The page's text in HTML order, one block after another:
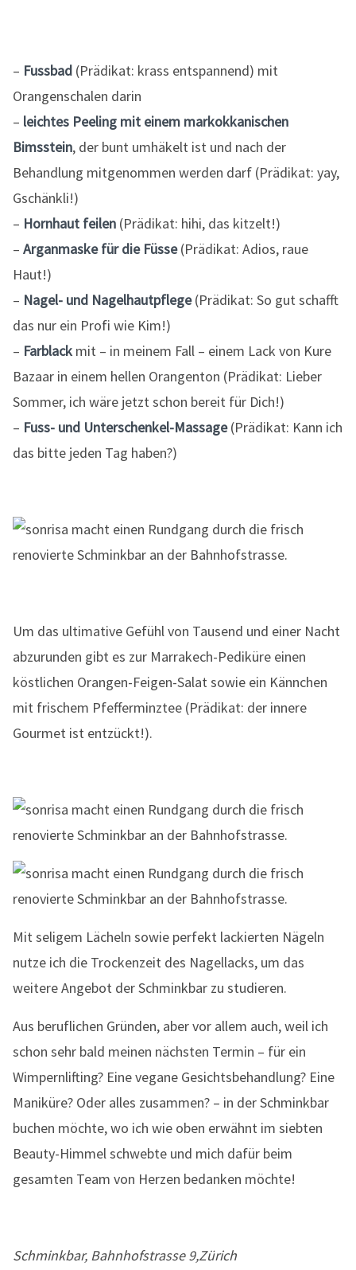
– Fussbad (Prädikat: krass entspannend) mit
Orangenschalen darin
– leichtes Peeling mit einem markokkanischen
Bimsstein, der bunt umhäkelt ist und nach der
Behandlung mitgenommen werden darf (Prädikat: yay,
Gschänkli!)
– Hornhaut feilen (Prädikat: hihi, das kitzelt!)
– Arganmaske für die Füsse(Prädikat: Adios, raue
Haut!)
– Nagel- und Nagelhautpflege(Prädikat: So gut schafft
das nur ein Profi wie Kim!)
– Farblack mit – in meinem Fall – einem Lack von Kure
Bazaar in einem hellen Orangenton (Prädikat: Lieber
Sommer, ich wäre jetzt schon bereit für Dich!)
– Fuss- und Unterschenkel-Massage(Prädikat: Kann ich
das bitte jeden Tag haben?)
Um das ultimative Gefühl von Tausend und einer Nacht
abzurunden gibt es zur Marrakech-Pediküre einen
köstlichen Orangen-Feigen-Salat sowie ein Kännchen
mit frischem Pfefferminztee (Prädikat: der innere
Gourmet ist entzückt!).
Mit seligem Lächeln sowie perfekt lackierten Nägeln
nutze ich die Trockenzeit des Nagellacks, um das
weitere Angebot der Schminkbar zu studieren.
Aus beruflichen Gründen, aber vor allem auch, weil ich
schon sehr bald meinen nächsten Termin – für ein
Wimpernlifting? Eine vegane Gesichtsbehandlung? Eine
Maniküre? Oder alles zusammen? – in der Schminkbar
buchen möchte, wo ich wie oben erwähnt im siebten
Beauty-Himmel schwebte und mich dafür beim
gesamten Team von Herzen bedanken möchte!
Schminkbar, Bahnhofstrasse 9,Zürich